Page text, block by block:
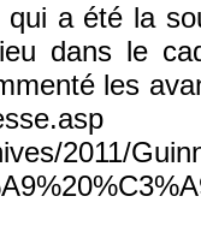
a été la
dans le
les
2011/